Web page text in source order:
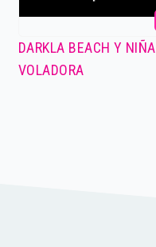
DARKLA BEACH Y NIÑA
VOLADORA